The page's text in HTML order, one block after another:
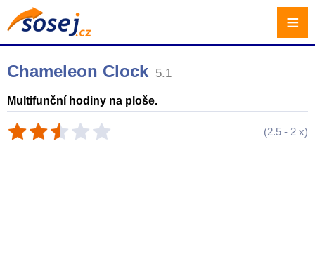
Chameleon Clock 5.1
Multifunční hodiny na ploše.
(2.5 - 2 x)
≡